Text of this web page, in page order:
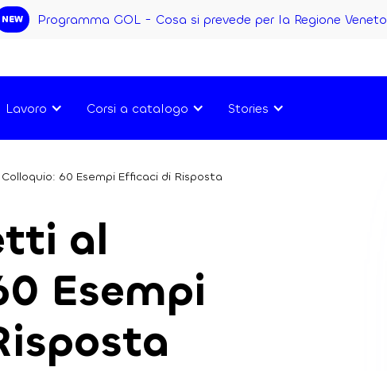
NEW Programma GOL - Cosa si prevede per la Regione Veneto
Lavoro Corsi a catalogo Stories
60 Esempi Efficaci di Risposta
al
Esempi